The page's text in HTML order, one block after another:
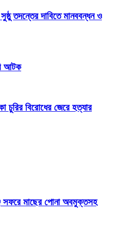
তদন্তের দাবিতে মানববন্ধন ও
আটক
চুরির বিরোধের জেরে হত্যার
সফরে মাছের পোনা অবমুক্তসহ